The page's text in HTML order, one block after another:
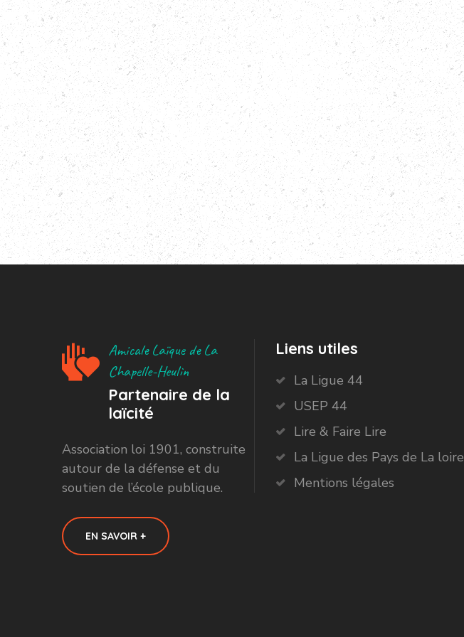
Amicale Laïque de La
Chapelle-Heulin
Partenaire de la
laïcité
Association loi 1901, construite
autour de la défense et du
soutien de l’école publique.
EN SAVOIR +
Liens utiles
La Ligue 44
USEP 44
Lire & Faire Lire
La Ligue des Pays de La loire
Mentions légales